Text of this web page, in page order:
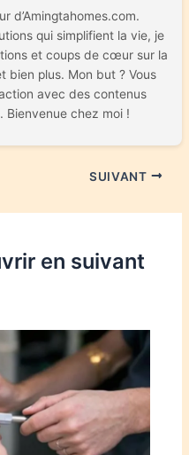
d’Amingtahomes.com.
qui simplifient la vie, je
et coups de cœur sur la
bien plus. Mon but ? Vous
avec des contenus
Bienvenue chez moi !
SUIVANT
en suivant